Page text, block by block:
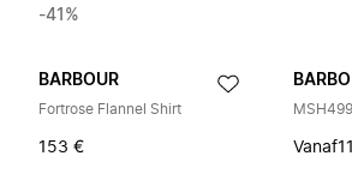
-41%
BARBOUR
Fortrose Flannel Shirt
153 € Vanaf